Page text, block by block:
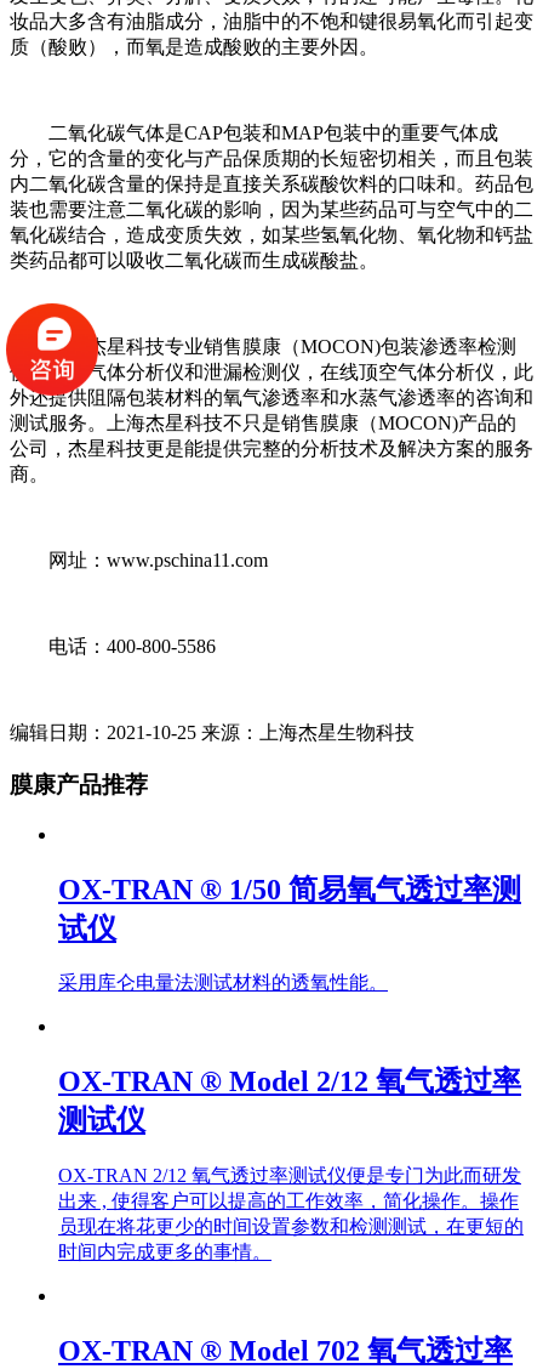
妆品大多含有油脂成分，油脂中的不饱和键很易氧化而引起变
质（酸败），而氧是造成酸败的主要外因。
二氧化碳气体是CAP包装和MAP包装中的重要气体成
分，它的含量的变化与产品保质期的长短密切相关，而且包装
内二氧化碳含量的保持是直接关系碳酸饮料的口味和。药品包
装也需要注意二氧化碳的影响，因为某些药品可与空气中的二
氧化碳结合，造成变质失效，如某些氢氧化物、氧化物和钙盐
类药品都可以吸收二氧化碳而生成碳酸盐。
上海杰星科技专业销售膜康（MOCON)包装渗透率检测
仪，顶空气体分析仪和泄漏检测仪，在线顶空气体分析仪，此
外还提供阻隔包装材料的氧气渗透率和水蒸气渗透率的咨询和
测试服务。上海杰星科技不只是销售膜康（MOCON)产品的
公司，杰星科技更是能提供完整的分析技术及解决方案的服务
商。
网址：www.pschina11.com
电话：400-800-5586
编辑日期：2021-10-25 来源：上海杰星生物科技
膜康产品推荐
OX-TRAN ® 1/50 简易氧气透过率测
试仪
采用库仑电量法测试材料的透氧性能。
OX-TRAN ® Model 2/12 氧气透过率
测试仪
OX-TRAN 2/12 氧气透过率测试仪便是专门为此而研发
出来 , 使得客户可以提高的工作效率，简化操作。操作
员现在将花更少的时间设置参数和检测测试，在更短的
时间内完成更多的事情。
OX-TRAN ® Model 702 氧气透过率